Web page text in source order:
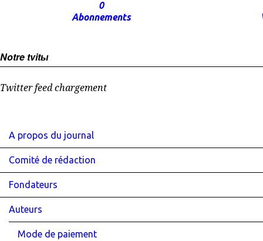
0
Abonnements
Notre tvitы
Twitter feed chargement
A propos du journal
Comité de rédaction
Fondateurs
Auteurs
Mode de paiement